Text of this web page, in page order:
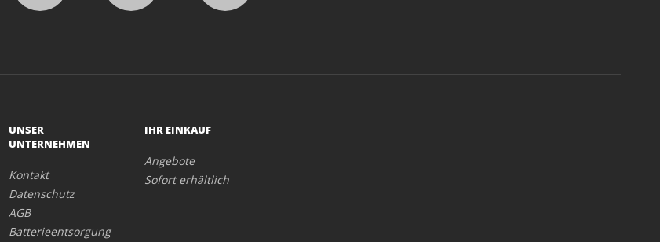
UNSER
UNTERNEHMEN
Kontakt
Datenschutz
AGB
Batterieentsorgung
IHR EINKAUF
Angebote
Sofort erhältlich